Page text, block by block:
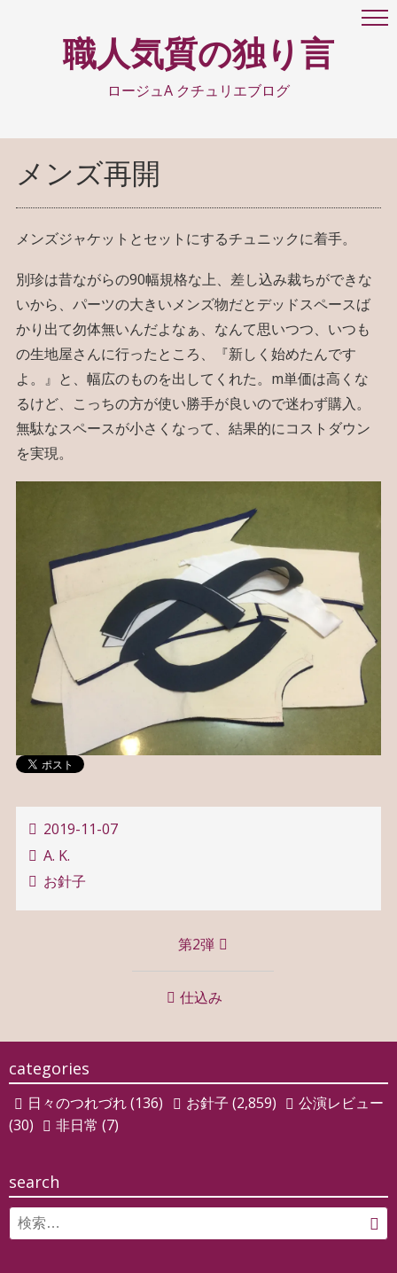
職人気質の独り言
ロージュA クチュリエブログ
メンズ再開
メンズジャケットとセットにするチュニックに着手。
別珍は昔ながらの90幅規格な上、差し込み裁ちができな
いから、パーツの大きいメンズ物だとデッドスペースば
かり出て勿体無いんだよなぁ、なんて思いつつ、いつも
の生地屋さんに行ったところ、『新しく始めたんです
よ。』と、幅広のものを出してくれた。m単価は高くな
るけど、こっちの方が使い勝手が良いので迷わず購入。
無駄なスペースが小さくなって、結果的にコストダウン
を実現。
2019-11-07
A. K.
お針子
ゲ
ー
シ
ョ
第2弾
仕込み
categories
日々のつれづれ(136) お針子 (2,859)
公演レビュー
(30)
非日常 (7)
search
Search
for: